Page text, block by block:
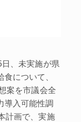
、未実施が県
について、
案を市議会全
導入可能性調
計画で、実施